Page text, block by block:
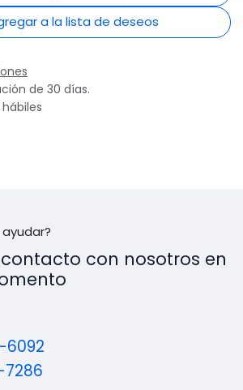
a la lista de deseos
de 30 días.
con nosotros en
6092